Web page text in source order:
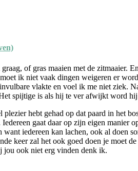
of gras maaien met de zitmaaier.
ik niet vaak dingen weigeren er
vlakte en voel ik me niet ziek.
spijtige is als hij te ver afwijkt word
hebt gehad op dat paard in het
gaat daar op zijn eigen
want iedereen kan lachen, ook al doen
keer zal het ook goed doen je moet
jou ook niet erg vinden denk ik.